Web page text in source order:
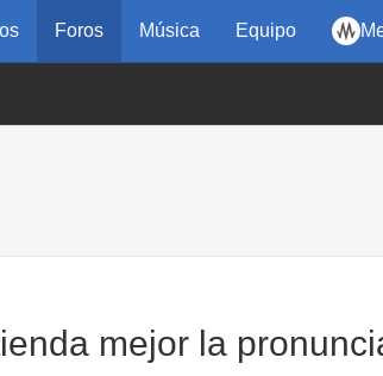
Foros Música Equipo
mejor la